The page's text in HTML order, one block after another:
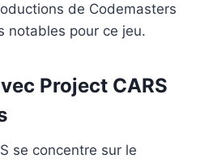
de Codemasters
notables pour ce jeu.
Project CARS
se concentre sur le